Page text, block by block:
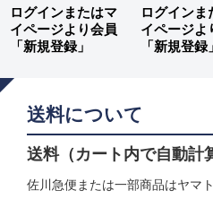
ログインまたはマ
イページより会員
「新規登録」
ログインま
イページよ
「新規登録」
送料について
送料（カート内で自動計
佐川急便または一部商品はヤマ